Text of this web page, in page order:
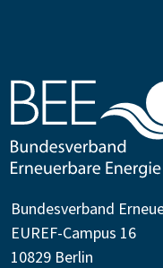
Bundesverband
EUREF-Campus 16
10829 Berlin